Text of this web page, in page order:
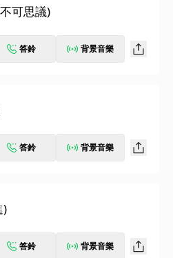
可思議)
答鈴 背景音樂
答鈴 背景音樂
)
答鈴 背景音樂